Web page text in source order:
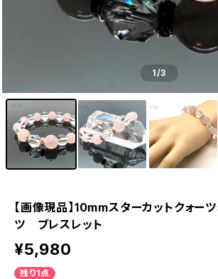
1/3
【画像現品】10mmスターカットクォー
ツ ブレスレット
¥5,980
残り1点